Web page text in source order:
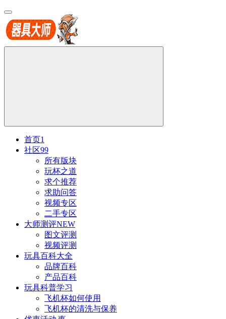
首页1
社区99
所有版块
玩杯之道
求个推荐
求助问答
视频专区
二手专区
大师测评NEW
图文评测
视频评测
玩具百科大全
品牌百科
产品百科
玩具科普学习
飞机杯如何使用
飞机杯的清洗与保养